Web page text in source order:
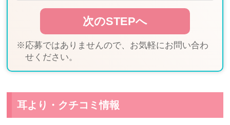
※応募ではありませんので、お気軽にお問い合わ
せください。
耳より・クチコミ情報